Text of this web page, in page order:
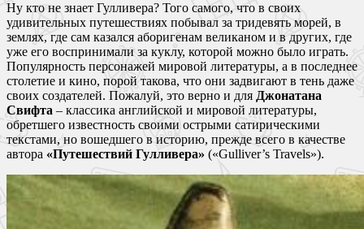
Ну кто не знает Гулливера? Того самого, что в своих
удивительных путешествиях побывал за тридевять морей, в
землях, где сам казался аборигенам великаном и в других, где
уже его воспринимали за куклу, которой можно было играть.
Популярность персонажей мировой литературы, а в последнее
столетие и кино, порой такова, что они задвигают в тень даже
своих создателей. Пожалуй, это верно и для Джонатана
Свифта – классика английской и мировой литературы,
обретшего известность своими острыми сатирическими
текстами, но вошедшего в историю, прежде всего в качестве
автора «Путешествий Гулливера» («Gulliver’s Travels»).